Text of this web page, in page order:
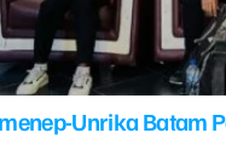
Unrika Batam